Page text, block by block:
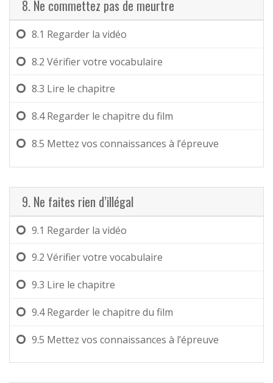
8. Ne commettez pas de meurtre
8.1 Regarder la vidéo
8.2 Vérifier votre vocabulaire
8.3 Lire le chapitre
8.4Regarder le chapitre du film
8.5 Mettez vos connaissances à l’épreuve
9. Ne faites rien d’illégal
9.1 Regarder la vidéo
9.2 Vérifier votre vocabulaire
9.3 Lire le chapitre
9.4Regarder le chapitre du film
9.5 Mettez vos connaissances à l’épreuve